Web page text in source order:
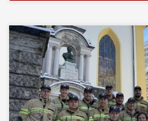
An diesem heutigen, traumhaft
Samstag haben sich unser
und seine Julia das Ja-Wort
Kufstein gratuliert dem frisch